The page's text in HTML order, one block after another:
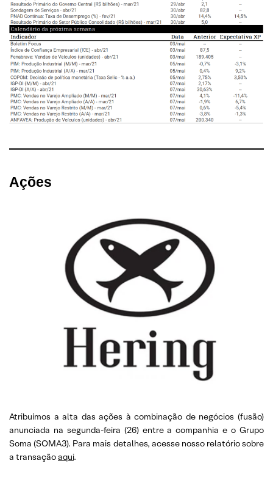
Ações
Atribuímos a alta das ações à combinação de negócios (fusão)
anunciada na segunda-feira (26) entre a companhia e o Grupo
Soma (SOMA3). Para mais detalhes, acesse nosso relatório sobre
a transaçãoaqui.